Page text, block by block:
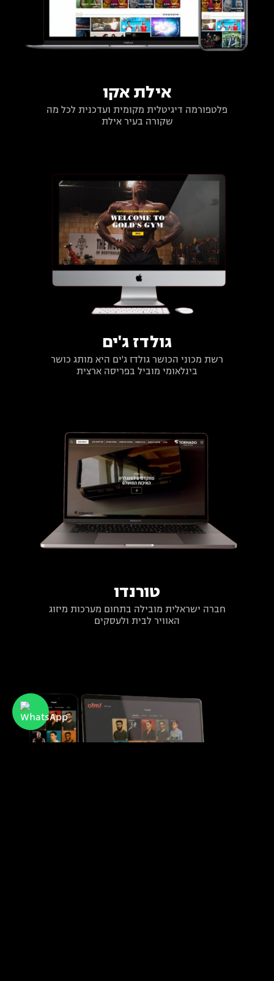
אילת אקו
פלטפורמה דיגיטלית מקומית ועדכנית לכל מה
שקורה בעיר אילת
גולדז ג'ים
רשת מכוני הכושר גולדז ג'ים היא מותג כושר
בינלאומי מוביל בפריסה ארצית
טורנדו
חברה ישראלית מובילה בתחום מערכות מיזוג
האוויר לבית ולעסקים